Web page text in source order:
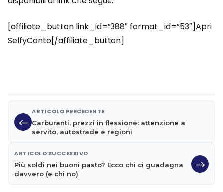
[affiliate_button link_id=”388″ format_id=”53″]Apri
SelfyConto[/affiliate_button]
ARTICOLO PRECEDENTE
Carburanti, prezzi in flessione: attenzione a
servito, autostrade e regioni
ARTICOLO SUCCESSIVO
Più soldi nei buoni pasto? Ecco chi ci guadagna
davvero (e chi no)